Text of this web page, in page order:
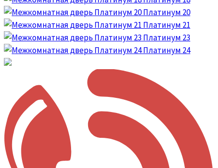
Платинум 20
Платинум 21
Платинум 23
Платинум 24